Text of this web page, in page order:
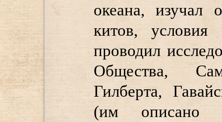
океана, изучал
китов, условия
проводил
Общества,
Гилберта,
(им описано